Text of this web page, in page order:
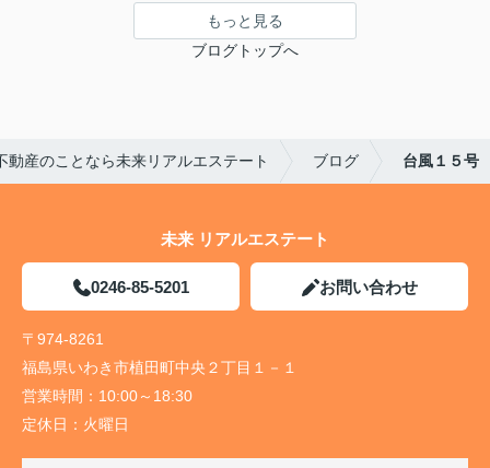
もっと見る
ブログトップへ
動産のことなら未来リアルエステート ブログ 台風１５号
未来 リアルエステート
0246-85-5201 お問い合わせ
〒974-8261
福島県いわき市植田町中央２丁目１－１
営業時間： 10:00～18:30
定休日： 火曜日